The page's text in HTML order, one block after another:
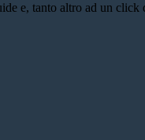
e, tanto altro ad un click